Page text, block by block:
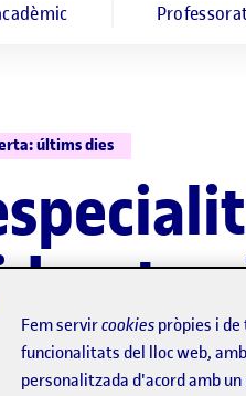
últims dies
Fem servircookies pròpies i
funcionalitats del lloc web,
personalitzada d'acord amb